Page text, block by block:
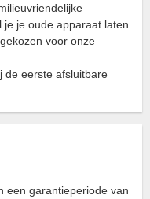
je je oude apparaat laten
voor onze
de eerste afsluitbare
een garantieperiode van